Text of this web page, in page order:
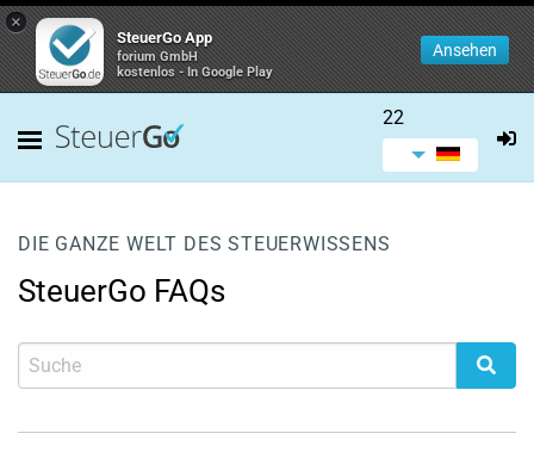
×
SteuerGo App
forium GmbH
kostenlos - In Google Play
Ansehen
22
DIE GANZE WELT DES STEUERWISSENS
SteuerGo FAQs